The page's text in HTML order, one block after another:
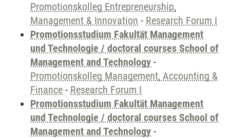
Promotionskolleg Entrepreneurship,
Management & Innovation - Research Forum I
Promotionsstudium Fakultät Management
und Technologie / doctoral courses School of
Management and Technology -
Promotionskolleg Management, Accounting &
Finance - Research Forum I
Promotionsstudium Fakultät Management
und Technologie / doctoral courses School of
Management and Technology -